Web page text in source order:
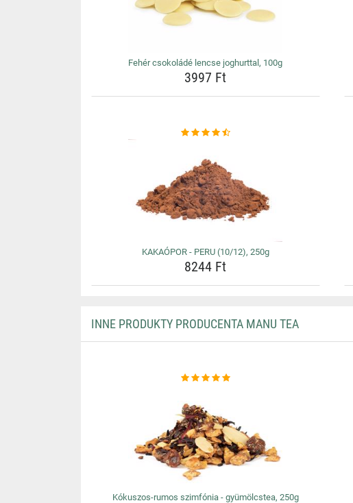
Fehér csokoládé lencse joghurttal, 100g
3997 Ft
KAKAÓPOR - PERU (10/12), 250g
8244 Ft
INNE PRODUKTY PRODUCENTA MANU TEA
Kókuszos-rumos szimfónia - gyümölcstea, 250g